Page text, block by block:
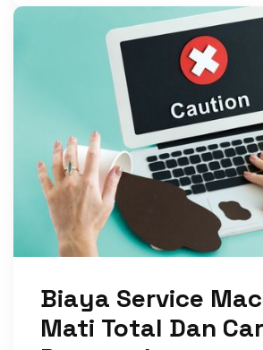
Biaya Service
Mati Total Dan